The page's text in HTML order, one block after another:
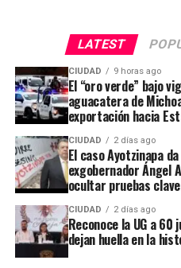
LATEST
CIUDAD 9 horas ago
El “oro verde” bajo
aguacatera de
exportación hacia
CIUDAD 2 días ago
El caso Ayotzinapa
exgobernador Ángel
ocultar pruebas
CIUDAD 2 días ago
Reconoce la UG a
dejan huella en la